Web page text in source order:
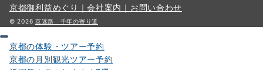
京都御利益めぐり｜会社案内｜ お問い合わせ
© 2026 京迷路 千年の寄り道
京都の体験・ツアー予約
京都の月別観光ツアー予約